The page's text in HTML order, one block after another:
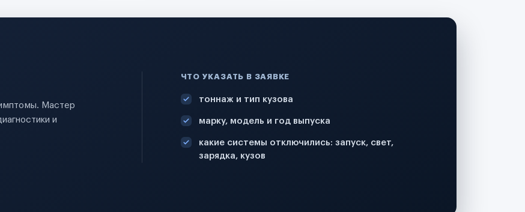
Мастер
и
ЧТО УКАЗАТЬ В ЗАЯВКЕ
тоннаж и тип кузова
марку, модель и год выпуска
какие системы отключились: запуск, свет,
зарядка, кузов